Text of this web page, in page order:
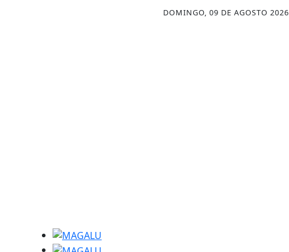
DOMINGO, 09 DE AGOSTO 2026